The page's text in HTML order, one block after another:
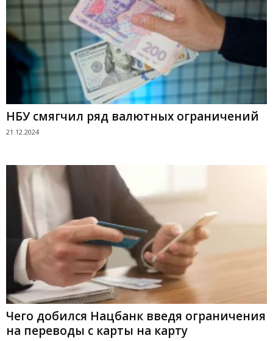
НБУ смягчил ряд валютных ограничений
21.12.2024
Чего добился Нацбанк введя ограничения
на переводы с карты на карту